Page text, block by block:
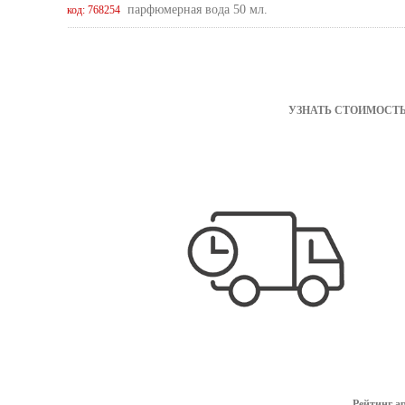
код: 768254 парфюмерная вода 50 мл.
УЗНАТЬ